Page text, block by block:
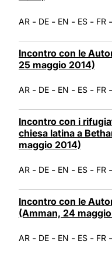
AR - DE - EN - ES - FR -
Incontro con le
25 maggio 2014)
AR - DE - EN - ES - FR -
Incontro con i
chiesa latina a
maggio 2014)
AR - DE - EN - ES - FR -
Incontro con le
(Amman, 24
AR - DE - EN - ES - FR -